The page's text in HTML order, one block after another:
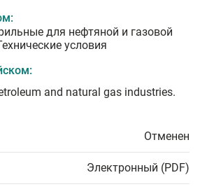
для нефтяной и газовой
условия
and natural gas industries.
Отменен
Электронный (PDF)